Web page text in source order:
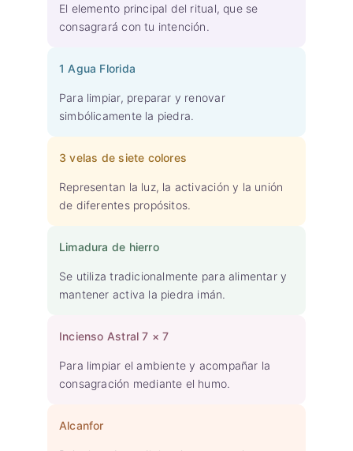
El elemento principal del ritual, que se
consagrará con tu intención.
1 Agua Florida
Para limpiar, preparar y renovar
simbólicamente la piedra.
3 velas de siete colores
Representan la luz, la activación y la unión
de diferentes propósitos.
Limadura de hierro
Se utiliza tradicionalmente para alimentar y
mantener activa la piedra imán.
Incienso Astral 7 × 7
Para limpiar el ambiente y acompañar la
consagración mediante el humo.
Alcanfor